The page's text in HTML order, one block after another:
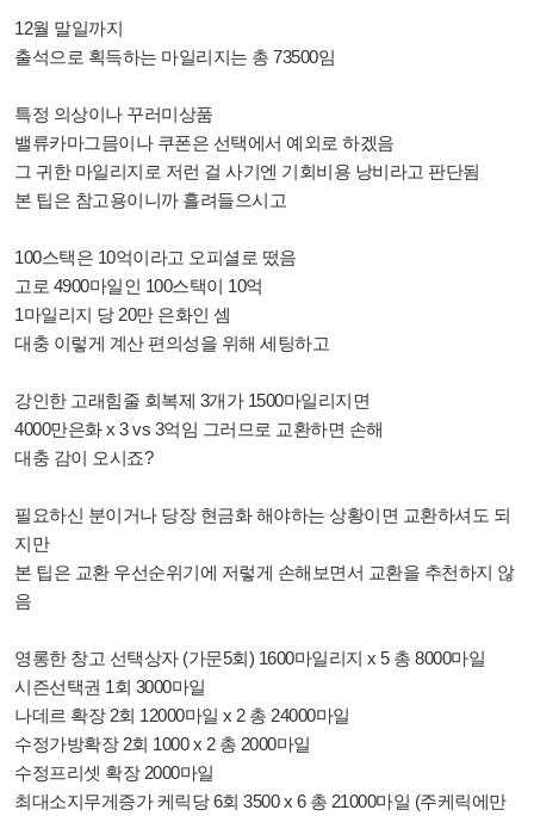
12월 말일까지
출석으로 획득하는 마일리지는 총 73500임
특정 의상이나 꾸러미상품
밸류카마그믐이나 쿠폰은 선택에서 예외로 하겠음
그 귀한 마일리지로 저런 걸 사기엔 기회비용 낭비라고 판단됨
본 팁은 참고용이니까 흘려들으시고
100스택은 10억이라고 오피셜로 떴음
고로 4900마일인 100스택이 10억
1마일리지 당 20만 은화인 셈
대충 이렇게 계산 편의성을 위해 세팅하고
강인한 고래힘줄 회복제 3개가 1500마일리지면
4000만은화 x 3 vs 3억임 그러므로 교환하면 손해
대충 감이 오시죠?
필요하신 분이거나 당장 현금화 해야하는 상황이면 교환하셔도 되
지만
본 팁은 교환 우선순위기에 저렇게 손해보면서 교환을 추천하지 않
음
영롱한 창고 선택상자 (가문5회) 1600마일리지 x 5 총 8000마일
시즌선택권 1회 3000마일
나데르 확장 2회 12000마일 x 2 총 24000마일
수정가방확장 2회 1000 x 2 총 2000마일
수정프리셋 확장 2000마일
최대소지무게증가 케릭당 6회 3500 x 6 총 21000마일 (주케릭에만